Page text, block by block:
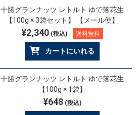
十勝グランナッツ レトルト ゆで落花生
【100g × 3袋セット】 【メール便】
¥2,340(税込) 送料無料
カートにいれる
十勝グランナッツ レトルト ゆで落花生
【100g × 1袋】
¥648(税込)